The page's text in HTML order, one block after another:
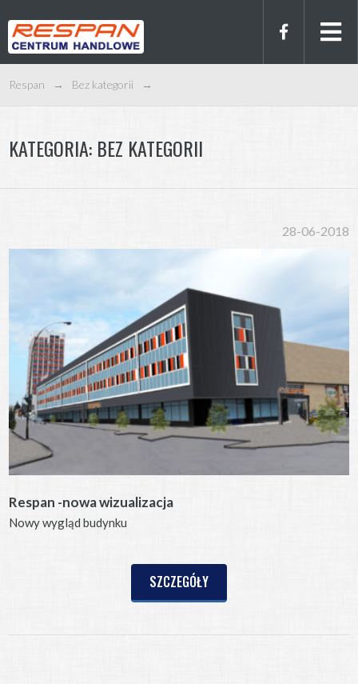
Respan → Bez kategorii →
KATEGORIA: BEZ KATEGORII
28-06-2018
Respan -nowa wizualizacja
Nowy wygląd budynku
SZCZEGÓŁY